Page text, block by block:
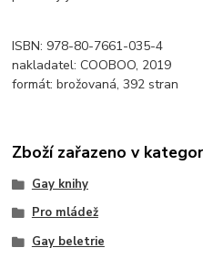
ISBN: 978-80-7661-035-4
nakladatel: COOBOO, 2019
formát: brožovaná, 392 stran
Zboží zařazeno v
Gay knihy
Pro mládež
Gay beletrie